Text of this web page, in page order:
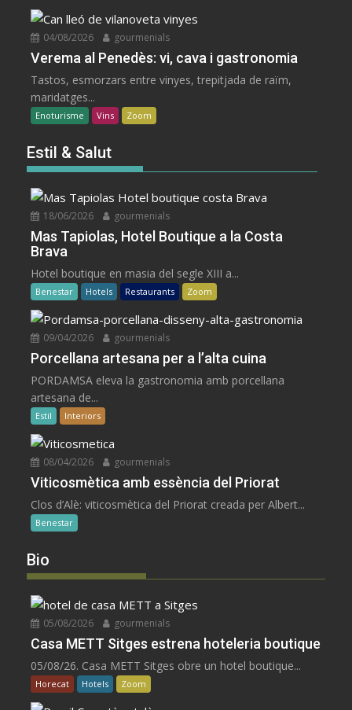
04/08/2026 gourmenials
Verema al Penedès: vi, cava i gastronomia
Tastos, esmorzars entre vinyes, trepitjada de raïm,
maridatges...
Enoturisme Vins Zoom
Estil & Salut
18/06/2026 gourmenials
Mas Tapiolas, Hotel Boutique a la Costa
Brava
Hotel boutique en masia del segle XIII a...
Benestar Hotels Restaurants Zoom
09/04/2026 gourmenials
Porcellana artesana per a l’alta cuina
PORDAMSA eleva la gastronomia amb porcellana
artesana de...
Estil Interiors
08/04/2026 gourmenials
Viticosmètica amb essència del Priorat
Clos d’Alè: viticosmètica del Priorat creada per Albert...
Benestar
Bio
05/08/2026 gourmenials
Casa METT Sitges estrena hoteleria boutique
05/08/26. Casa METT Sitges obre un hotel boutique...
Horecat Hotels Zoom